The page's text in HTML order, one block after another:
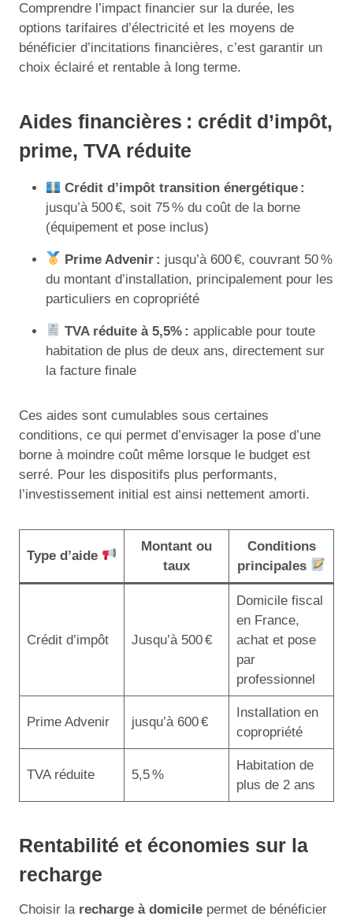
Comprendre l’impact financier sur la durée, les
options tarifaires d’électricité et les moyens de
bénéficier d’incitations financières, c’est garantir un
choix éclairé et rentable à long terme.
Aides financières : crédit d’impôt,
prime, TVA réduite
Crédit d’impôt transition énergétique :
jusqu’à 500 €, soit 75 % du coût de la borne
(équipement et pose inclus)
Prime Advenir : jusqu’à 600 €, couvrant 50 %
du montant d’installation, principalement pour les
particuliers en copropriété
TVA réduite à 5,5% : applicable pour toute
habitation de plus de deux ans, directement sur
la facture finale
Ces aides sont cumulables sous certaines
conditions, ce qui permet d’envisager la pose d’une
borne à moindre coût même lorsque le budget est
serré. Pour les dispositifs plus performants,
l’investissement initial est ainsi nettement amorti.
Type d’aide
Montant ou
taux
Conditions
principales
Crédit d’impôt Jusqu’à 500 €
Domicile fiscal
en France,
achat et pose
par
professionnel
Prime Advenir jusqu’à 600 €
Installation en
copropriété
TVA réduite 5,5 %
Habitation de
plus de 2 ans
Rentabilité et économies sur la
recharge
Choisir la recharge à domicile permet de bénéficier